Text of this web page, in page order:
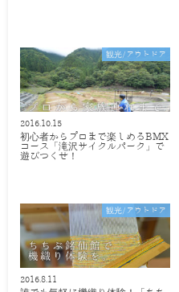
観光/アウトドア
2016.10.15
初心者からプロまで楽しめるBMX
コース「滝沢サイクルパーク」で
遊びつくせ！
観光/アウトドア
2016.8.11